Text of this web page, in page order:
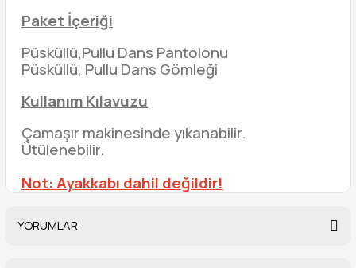
Paket İçeriği
Püsküllü,Pullu Dans Pantolonu
Püsküllü, Pullu Dans Gömleği
Kullanım Kılavuzu
Çamaşır makinesinde yıkanabilir.
Ütülenebilir.
Not: Ayakkabı dahil değildir!
YORUMLAR